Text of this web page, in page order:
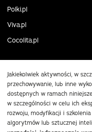
Polki.pl
Viva.pl
Cocolita.pl
Jakiekolwiek aktywności, w
przechowywanie, lub inne
dostępnych w ramach
w szczególności w celu ich
rozwoju, modyfikacji i
algorytmów lub sztucznej